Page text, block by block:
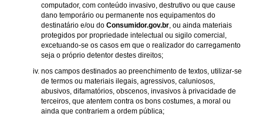
computador, com conteúdo invasivo, destrutivo ou que cause
dano temporário ou permanente nos equipamentos do
destinatário e/ou do Consumidor.gov.br , ou ainda materiais
protegidos por propriedade intelectual ou sigilo comercial,
excetuando-se os casos em que o realizador do carregamento
seja o próprio detentor destes direitos;
nos campos destinados ao preenchimento de textos, utilizar-se
de termos ou materiais ilegais, agressivos, caluniosos,
abusivos, difamatórios, obscenos, invasivos à privacidade de
terceiros, que atentem contra os bons costumes, a moral ou
ainda que contrariem a ordem pública;